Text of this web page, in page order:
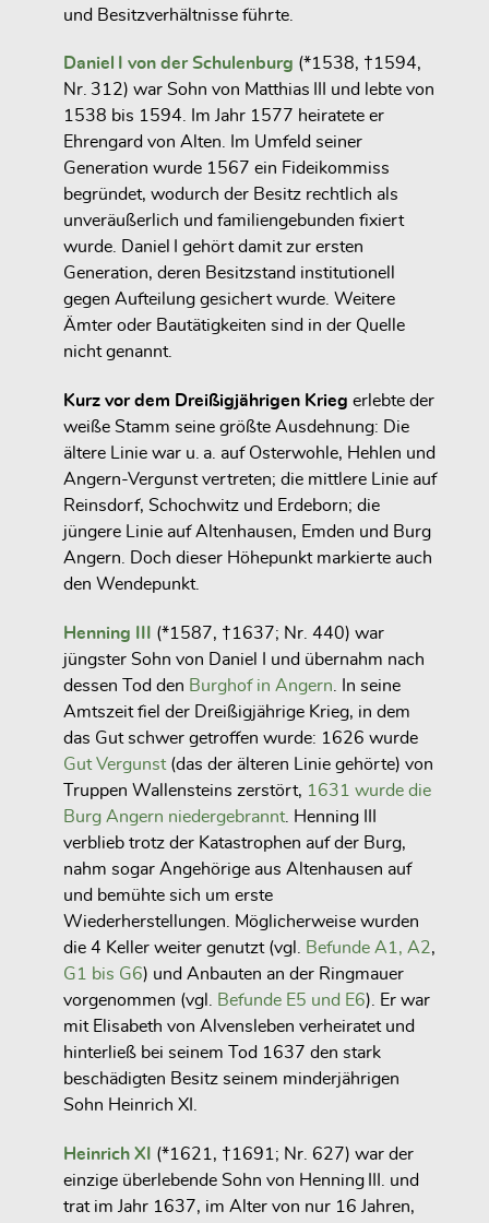
und Besitzverhältnisse führte.
Daniel I von der Schulenburg (*1538, †1594,
Nr. 312) war Sohn von Matthias III und lebte von
1538 bis 1594. Im Jahr 1577 heiratete er
Ehrengard von Alten. Im Umfeld seiner
Generation wurde 1567 ein Fideikommiss
begründet, wodurch der Besitz rechtlich als
unveräußerlich und familiengebunden fixiert
wurde. Daniel I gehört damit zur ersten
Generation, deren Besitzstand institutionell
gegen Aufteilung gesichert wurde. Weitere
Ämter oder Bautätigkeiten sind in der Quelle
nicht genannt.
Kurz vor dem Dreißigjährigen Krieg erlebte der
weiße Stamm seine größte Ausdehnung: Die
ältere Linie war u. a. auf Osterwohle, Hehlen und
Angern-Vergunst vertreten; die mittlere Linie auf
Reinsdorf, Schochwitz und Erdeborn; die
jüngere Linie auf Altenhausen, Emden und Burg
Angern. Doch dieser Höhepunkt markierte auch
den Wendepunkt.
Henning III
(*1587, †1637; Nr. 440) war
jüngster Sohn von Daniel I und übernahm nach
dessen Tod den Burghof in Angern . In seine
Amtszeit fiel der Dreißigjährige Krieg, in dem
das Gut schwer getroffen wurde: 1626 wurde
Gut Vergunst(das der älteren Linie gehörte) von
Truppen Wallensteins zerstört, 1631 wurde die
Burg Angern niedergebrannt. Henning III
verblieb trotz der Katastrophen auf der Burg,
nahm sogar Angehörige aus Altenhausen auf
und bemühte sich um erste
Wiederherstellungen. Möglicherweise wurden
die 4 Keller weiter genutzt (vgl.
Befunde A1, A2,
G1 bis G6) und Anbauten an der Ringmauer
vorgenommen (vgl.
Befunde E5 und E6). Er war
mit Elisabeth von Alvensleben verheiratet und
hinterließ bei seinem Tod 1637 den stark
beschädigten Besitz seinem minderjährigen
Sohn Heinrich XI.
Heinrich XI
(*1621, †1691; Nr. 627) war der
einzige überlebende Sohn von Henning III.
und
trat im Jahr 1637, im Alter von nur 16 Jahren,